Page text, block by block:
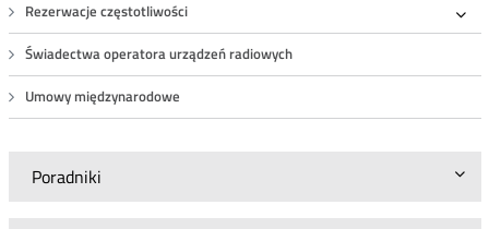
Rezerwacje częstotliwości
Świadectwa operatora urządzeń radiowych
Umowy międzynarodowe
Poradniki